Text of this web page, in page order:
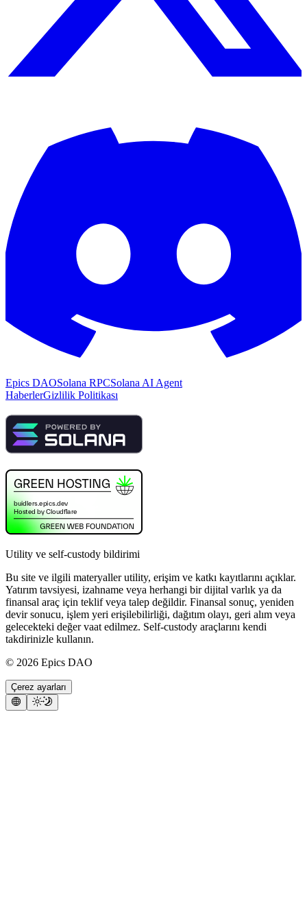
Epics DAOSolana RPCSolana AI Agent
HaberlerGizlilik Politikası
Utility ve self-custody bildirimi
Bu site ve ilgili materyaller utility, erişim ve katkı kayıtlarını açıklar.
Yatırım tavsiyesi, izahname veya herhangi bir dijital varlık ya da
finansal araç için teklif veya talep değildir. Finansal sonuç, yeniden
devir sonucu, işlem yeri erişilebilirliği, dağıtım olayı, geri alım veya
gelecekteki değer vaat edilmez. Self-custody araçlarını kendi
takdirinizle kullanın.
© 2026 Epics DAO
Çerez ayarları